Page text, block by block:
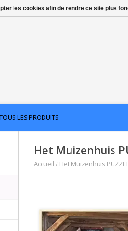
TOUS LES PRODUITS
Het Muizenhuis
Accueil / Het Muizenhuis PUZZEL
les cookies afin de rendre ce site plus